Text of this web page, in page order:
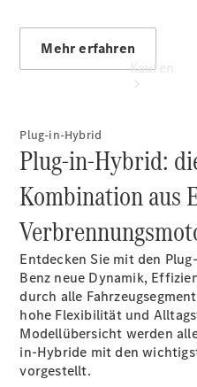
Kaufen
Übersicht
Junge
Sterne
Junge
Sterne -
elektrisch
Mercedes-
Benz
Mehr erfahren
Plug-in-Hybrid
Plug-in-Hybrid:
Kombination aus
Entdecken Sie mit den
Benz neue Dynamik,
durch alle
hohe Flexibilität und
Modellübersicht werden
in-Hybride mit den
vorgestellt.